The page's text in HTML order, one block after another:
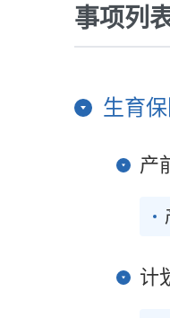
事项列
生育
产
计